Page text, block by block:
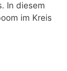
In diesem
im Kreis